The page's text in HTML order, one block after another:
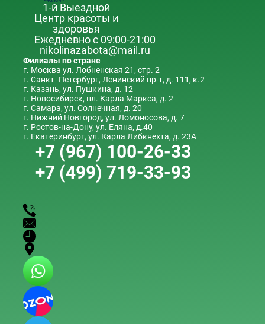
1-й Выездной
Центр красоты и
здоровья
Ежедневно с 09:00-21:00
nikolinazabota@mail.ru
Филиалы по стране
г. Москва ул. Лобненская 21, стр. 2
г. Санкт -Петербург, Ленинский пр-т, д. 111, к.2
г. Казань, ул. Пушкина, д. 12
г. Новосибирск, пл. Карла Маркса, д. 2
г. Самара, ул. Солнечная, д. 20
г. Нижний Новгород, ул. Ломоносова, д. 7
г. Ростов-на-Дону, ул. Еляна, д.40
г. Екатеринбург, ул. Карла Либкнехта, д. 23А
+7 (967) 100-26-33
+7 (499) 719-33-93